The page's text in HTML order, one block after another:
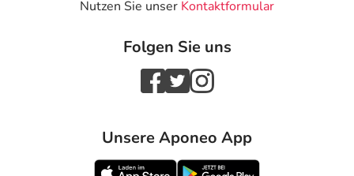
Nutzen Sie unser Kontaktformular
Folgen Sie uns
Unsere Aponeo App